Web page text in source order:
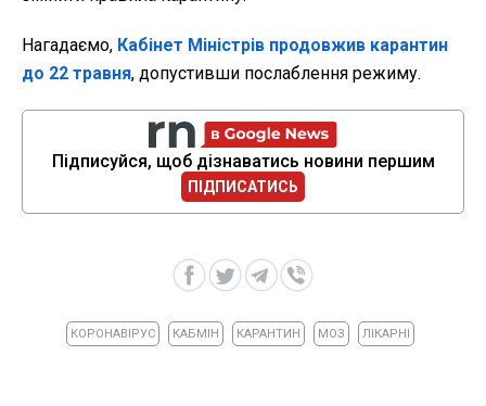
Нагадаємо, Кабінет Міністрів продовжив карантин
до 22 травня, допустивши послаблення режиму.
Підписуйся, щоб дізнаватись новини першим
ПІДПИСАТИСЬ
КОРОНАВІРУС КАБМІН КАРАНТИН МОЗ ЛІКАРНІ